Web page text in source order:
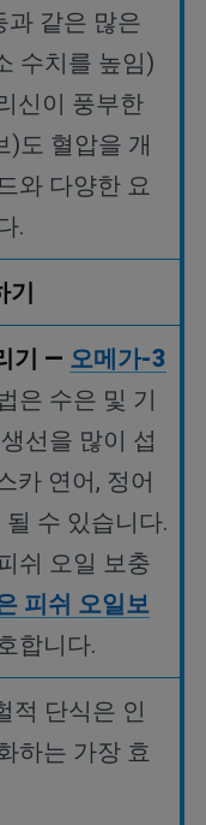
과 같은 많은
수치를 높임)
신이 풍부한
)도 혈압을 개
와 다양한 요
.
기
기 — 오메가-3
은 수은 및 기
생선을 많이 섭
카 연어, 정어
될 수 있습니다.
쉬 오일 보충
피쉬 오일보
합니다.
적 단식은 인
하는 가장 효